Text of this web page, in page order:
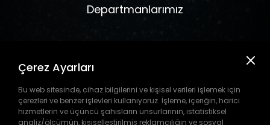
Departmanlarımız
Takım Tezgahı
Pil
Çerez Ayarları
Bu web sitesinde, cihaz bilgilerini ve kişisel verileri işlemek için
çerezleri ve benzer işlevleri kullanıyoruz. İşleme, içeriğin, harici
hizmetlerin ve üçüncü şahısların unsurlarının, istatistiksel
analiz/ölçümün, kişiselleştirilmiş reklamcılığın ve sosyal